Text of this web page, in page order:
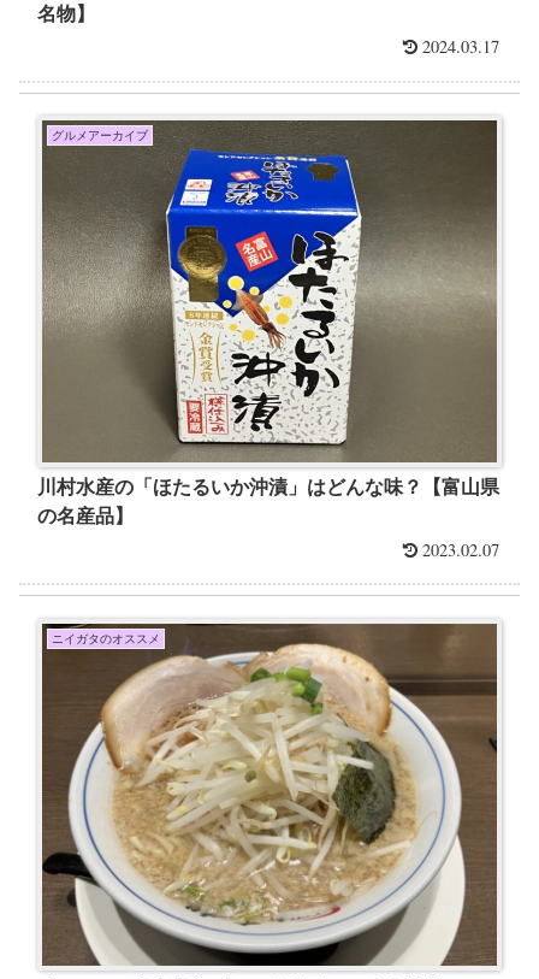
名物】
2024.03.17
グルメアーカイブ
川村水産の「ほたるいか沖漬」はどんな味？【富山県
の名産品】
2023.02.07
ニイガタのオススメ